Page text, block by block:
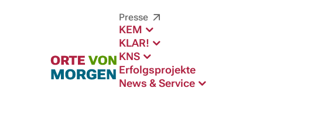
Presse
KEM
KLAR!
KNS
Erfolgsprojekte
News & Service